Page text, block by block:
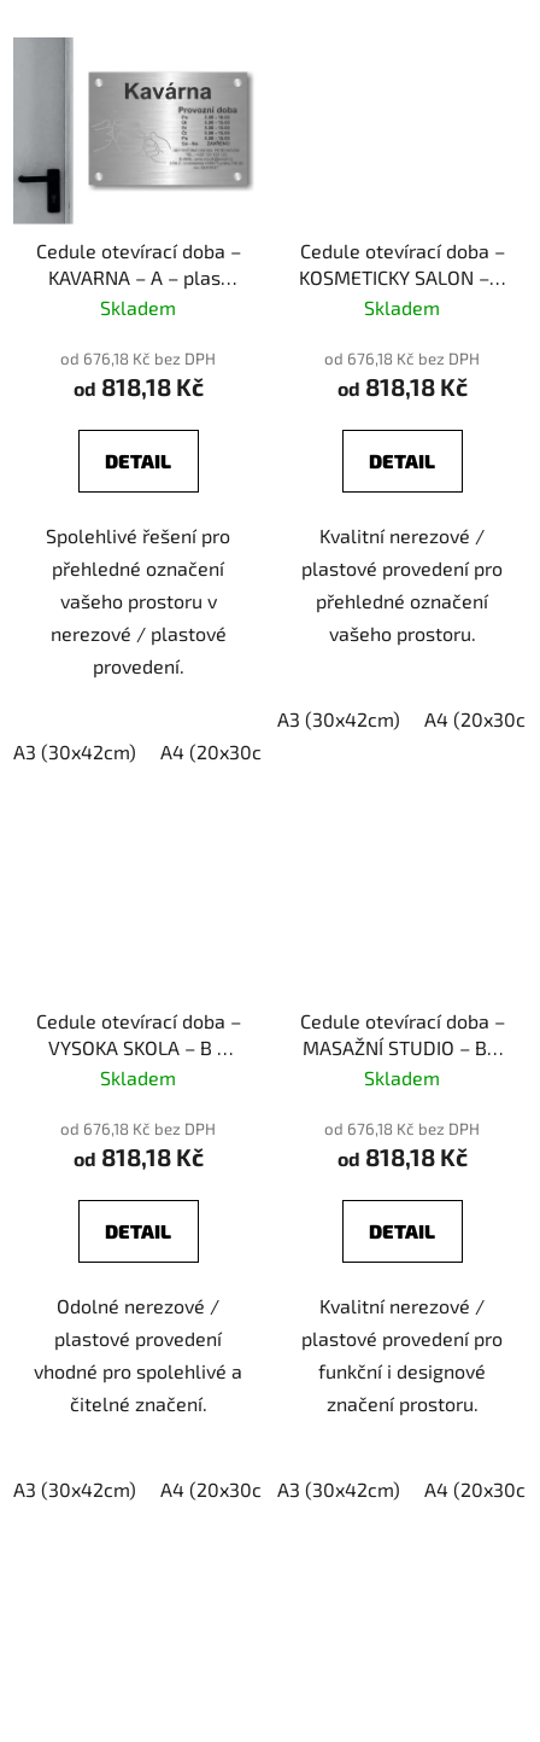
Cedule otevírací doba –
KAVARNA – A – plast
(piktogram)
Skladem
od 676,18 Kč bez DPH
od 818,18 Kč
DETAIL
Spolehlivé řešení pro
přehledné označení
vašeho prostoru v
nerezové / plastové
provedení.
A3 (30x42cm) A4 (20x30cm)
Cedule otevírací doba –
KOSMETICKY SALON – B
– plast (piktogram)
Skladem
od 676,18 Kč bez DPH
od 818,18 Kč
DETAIL
Kvalitní nerezové /
plastové provedení pro
přehledné označení
vašeho prostoru.
A3 (30x42cm) A4
Cedule otevírací doba –
VYSOKA SKOLA – B –
plast (piktogram)
Skladem
od 676,18 Kč bez DPH
od 818,18 Kč
DETAIL
Odolné nerezové /
plastové provedení
vhodné pro spolehlivé a
čitelné značení.
A3 (30x42cm) A4 (20x30cm) A5 (15x21cm)
Cedule otevírací doba –
MASAŽNÍ STUDIO – B –
plast (piktogram)
Skladem
od 676,18 Kč bez DPH
od 818,18 Kč
DETAIL
Kvalitní nerezové /
plastové provedení pro
funkční i designové
značení prostoru.
A3 (30x42cm) A4